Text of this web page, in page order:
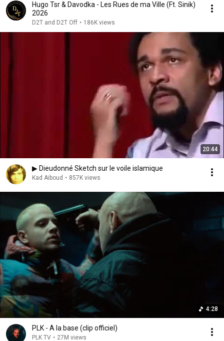
Hugo Tsr & Davodka - Les Rues de ma Ville (Ft. Sinik)
2026
D2T and D2T Off • 186K views
20:44
▶ Dieudonné Sketch sur le voile islamique
Kad Aiboud • 857K views
4:28
PLK - A la base (clip officiel)
PLK TV • 27M views